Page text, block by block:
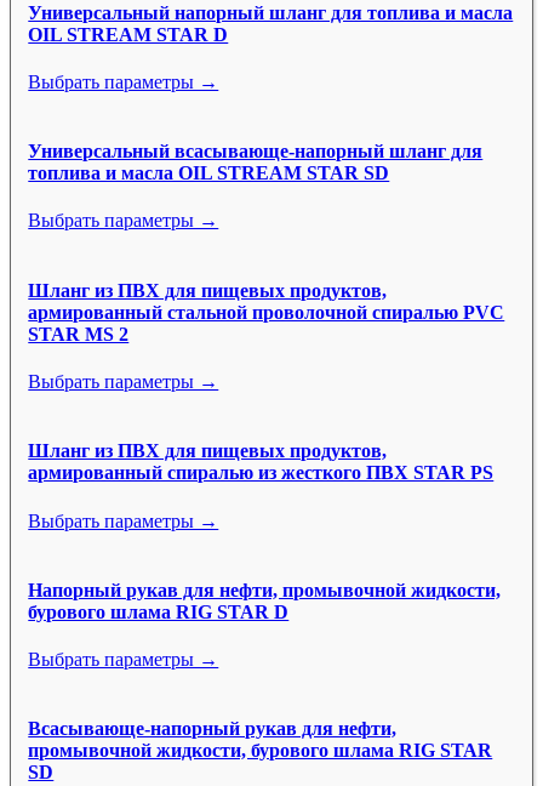
Универсальный напорный шланг для топлива и масла
OIL STREAM STAR D
Выбрать параметры →
Универсальный всасывающе-напорный шланг для
топлива и масла OIL STREAM STAR SD
Выбрать параметры →
Шланг из ПВХ для пищевых продуктов,
армированный стальной проволочной спиралью PVC
STAR MS 2
Выбрать параметры →
Шланг из ПВХ для пищевых продуктов,
армированный спиралью из жесткого ПВХ STAR PS
Выбрать параметры →
Напорный рукав для нефти, промывочной жидкости,
бурового шлама RIG STAR D
Выбрать параметры →
Всасывающе-напорный рукав для нефти,
промывочной жидкости, бурового шлама RIG STAR
SD